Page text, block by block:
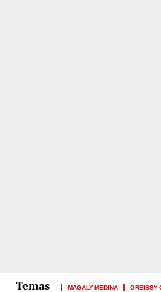
MAGALY MEDINA GREISSY